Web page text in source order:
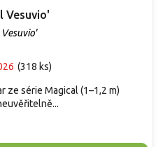
Vesuvio'
(318 ks)
série Magical (1–1,2 m)